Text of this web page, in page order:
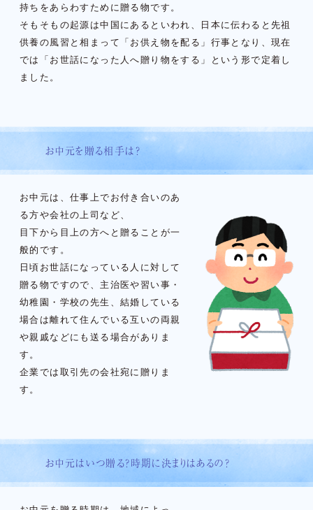
持ちをあらわすために贈る物です。
そもそもの起源は中国にあるといわれ、日本に伝わると先祖
供養の風習と相まって「お供え物を配る」行事となり、現在
では「お世話になった人へ贈り物をする」という形で定着し
ました。
お中元を贈る相手は？
お中元は、仕事上でお付き合いのあ
る方や会社の上司など、
目下から目上の方へと贈ることが一
般的です。
日頃お世話になっている人に対して
贈る物ですので、主治医や習い事・
幼稚園・学校の先生、結婚している
場合は離れて住んでいる互いの両親
や親戚などにも送る場合がありま
す。
企業では取引先の会社宛に贈りま
す。
お中元はいつ贈る？時期に決まりはあるの？